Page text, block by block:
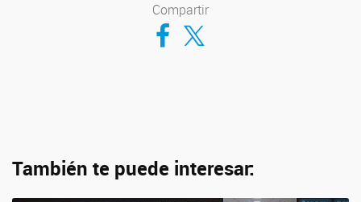
Compartir
Compartir en Facebook
Compartir en Twitter
También te puede interesar: